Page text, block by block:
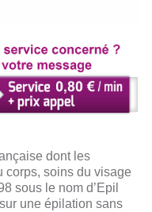
dont les
corps, soins du visage
sous le nom d’Epil
une épilation sans